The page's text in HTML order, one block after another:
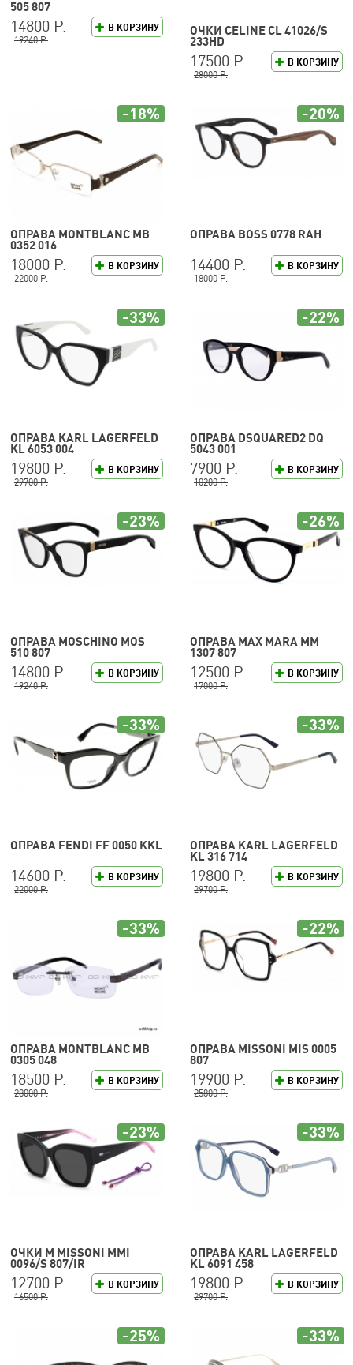
505 807
В КОРЗИНУ
14800 Р.
19240 Р.
ОЧКИ CELINE CL 41026/S
233HD
В КОРЗИНУ
17500 Р.
28000 Р.
ОПРАВА MONTBLANC MB
0352 016
В КОРЗИНУ
18000 Р.
22000 Р.
-18%
ОПРАВА BOSS 0778 RAH
В КОРЗИНУ
14400 Р.
18000 Р.
-20%
ОПРАВА KARL LAGERFELD
KL 6053 004
В КОРЗИНУ
19800 Р.
29700 Р.
-33%
ОПРАВА DSQUARED2 DQ
5043 001
В КОРЗИНУ
7900 Р.
10200 Р.
-22%
ОПРАВА MOSCHINO MOS
510 807
В КОРЗИНУ
14800 Р.
19240 Р.
-23%
ОПРАВА MAX MARA MM
1307 807
В КОРЗИНУ
12500 Р.
17000 Р.
-26%
ОПРАВА FENDI FF 0050 KKL
В КОРЗИНУ
14600 Р.
22000 Р.
-33%
ОПРАВА KARL LAGERFELD
KL 316 714
В КОРЗИНУ
19800 Р.
29700 Р.
-33%
ОПРАВА MONTBLANC MB
0305 048
В КОРЗИНУ
18500 Р.
28000 Р.
-33%
ОПРАВА MISSONI MIS 0005
807
В КОРЗИНУ
19900 Р.
25800 Р.
-22%
ОЧКИ M MISSONI MMI
0096/S 807/IR
В КОРЗИНУ
12700 Р.
16500 Р.
-23%
ОПРАВА KARL LAGERFELD
KL 6091 458
В КОРЗИНУ
19800 Р.
29700 Р.
-33%
-25% -33%